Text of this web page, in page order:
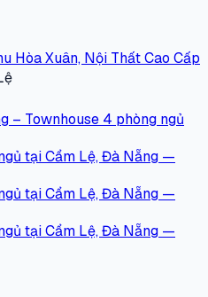
Hòa Xuân, Nội Thất Cao Cấp